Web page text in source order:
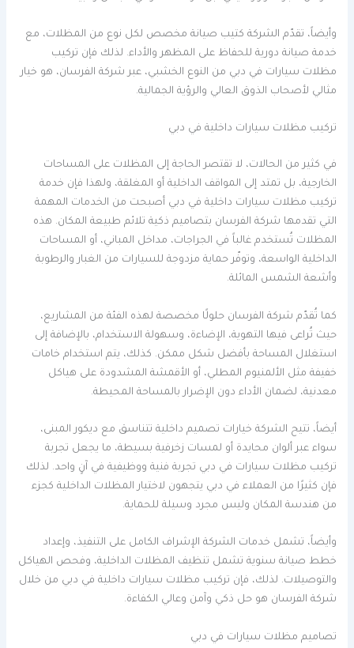
وأيضاً، تقدّم الشركة كتيب صيانة مخصص لكل نوع من المظلات، مع
خدمة صيانة دورية للحفاظ على المظهر والأداء. لذلك فإن تركيب
مظلات سيارات في دبي من النوع الخشبي، عبر شركة الفرسان، هو خيار
مثالي لأصحاب الذوق العالي والرؤية الجمالية.
تركيب مظلات سيارات داخلية في دبي
في كثير من الحالات، لا تقتصر الحاجة إلى المظلات على المساحات
الخارجية، بل تمتد إلى المواقف الداخلية أو المغلقة، ولهذا فإن خدمة
تركيب مظلات سيارات داخلية في دبي أصبحت من الخدمات المهمة
التي تقدمها شركة الفرسان بتصاميم ذكية تلائم طبيعة المكان. هذه
المظلات تُستخدم غالباً في الجراجات، مداخل المباني، أو المساحات
الداخلية الواسعة، وتوفّر حماية مزدوجة للسيارات من الغبار والرطوبة
وأشعة الشمس المائلة.
كما تُقدّم شركة الفرسان حلولًا مخصصة لهذه الفئة من المشاريع،
حيث تُراعى فيها التهوية، الإضاءة، وسهولة الاستخدام، بالإضافة إلى
استغلال المساحة بأفضل شكل ممكن. كذلك، يتم استخدام خامات
خفيفة مثل الألمنيوم المطلي، أو الأقمشة المشدودة على هياكل
معدنية، لضمان الأداء دون الإضرار بالمساحة المحيطة.
أيضاً، تتيح الشركة خيارات تصميم داخلية تتناسق مع ديكور المبنى،
سواء عبر ألوان محايدة أو لمسات زخرفية بسيطة، ما يجعل تجربة
تركيب مظلات سيارات في دبي تجربة فنية ووظيفية في آنٍ واحد. لذلك
فإن كثيرًا من العملاء في دبي يتجهون لاختيار المظلات الداخلية كجزء
من هندسة المكان وليس مجرد وسيلة للحماية.
وأيضاً، تشمل خدمات الشركة الإشراف الكامل على التنفيذ، وإعداد
خطط صيانة سنوية تشمل تنظيف المظلات الداخلية، وفحص الهياكل
والتوصيلات. لذلك، فإن تركيب مظلات سيارات داخلية في دبي من خلال
شركة الفرسان هو حل ذكي وآمن وعالي الكفاءة.
تصاميم مظلات سيارات في دبي